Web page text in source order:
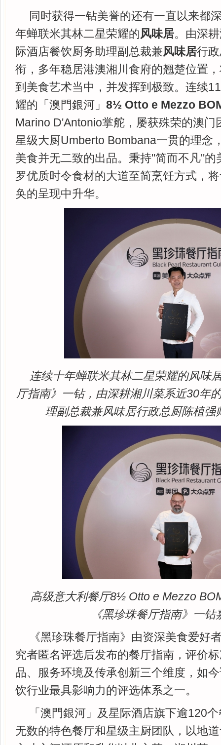
同时获得一钻美誉的还有一直以来都
年蝉联米其林二星荣耀的风味居。由深
际酒店餐饮厨务助理副总裁兼风味居行
衔，多年稳居港澳湘川食府的翘楚位置
到美食艺术当中，并发挥到极致。连续
耀的「澳門銀河」 8½ Otto e Mezzo
Marino D'Antonio掌舵，屡获殊荣的澳门
星级大厨Umberto Bombana一贯的理念
美食并无二致的出品。秉持"简而不凡"的
罗优质时令食材的大道至简烹饪方式，
奂的呈现中升华。
连续十年蝉联米其林二星荣耀的风味
厅指南》一钻，由深耕湘川菜系近30年
理副总裁兼风味居行政总厨陈植强
高级意大利餐厅8½ Otto e Mezzo
《黑珍珠餐厅指南》一钻
《黑珍珠餐厅指南》由资深美食爱好
究者匿名评选后发布的餐厅指南，评价
品、服务环境及传承创新三个维度，如
饮行业最具影响力的评选体系之一。
「澳門銀河」及星际酒店旗下逾120
无数的特色餐厅和星级主厨团队，以地